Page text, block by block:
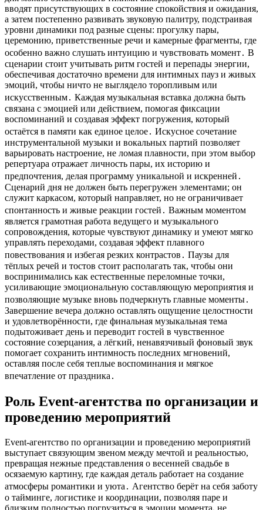
вводят присутствующих в состояние спокойствия и ожидания,
а затем постепенно развивать звуковую палитру, подстраивая
уровни динамики под разные сцены: прогулку пары,
церемонию, приветственные речи и камерные фрагменты, где
особенно важно слушать интуицию и чувствовать момент․ В
сценарии стоит учитывать ритм гостей и перепады энергии,
обеспечивая достаточно времени для интимных пауз и живых
эмоций, чтобы ничто не выглядело торопливым или
искусственным․ Каждая музыкальная вставка должна быть
связана с эмоцией или действием, помогая фиксации
воспоминаний и создавая эффект погружения, который
остаётся в памяти как единое целое․ Искусное сочетание
инструментальной музыки и вокальных партий позволяет
варьировать настроение, не ломая плавности, при этом выбор
репертуара отражает личность пары, их историю и
предпочтения, делая программу уникальной и искренней․
Сценарий дня не должен быть перегружен элементами; он
служит каркасом, который направляет, но не ограничивает
спонтанность и живые реакции гостей․ Важным моментом
является грамотная работа ведущего и музыкального
сопровождения, которые чувствуют динамику и умеют мягко
управлять переходами, создавая эффект плавного
повествования и избегая резких контрастов․ Паузы для
тёплых речей и тостов стоит располагать так, чтобы они
воспринимались как естественные переломные точки,
усиливающие эмоциональную составляющую мероприятия и
позволяющие музыке вновь подчеркнуть главные моменты․
Завершение вечера должно оставлять ощущение целостности
и удовлетворённости, где финальная музыкальная тема
подытоживает день и переводит гостей в чувственное
состояние созерцания, а лёгкий, ненавязчивый фоновый звук
помогает сохранить интимность последних мгновений,
оставляя после себя теплые воспоминания и мягкое
впечатление от праздника․
Роль Event-агентства по организации и
проведению мероприятий
Event-агентство по организации и проведению мероприятий
выступает связующим звеном между мечтой и реальностью,
превращая нежные представления о весенней свадьбе в
осязаемую картину, где каждая деталь работает на создание
атмосферы романтики и уюта․ Агентство берёт на себя заботу
о тайминге, логистике и координации, позволяя паре и
близким полностью погрузиться в эмоции момента, не